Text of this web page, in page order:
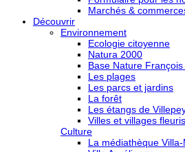
Marchés &
Découvrir
Environnement
Ecologie citoyenne
Natura 2000
Base Nature
Les plages
Les parcs et jardins
La forêt
Les étangs de
Villes et villages fleuris
Culture
La médiathèque